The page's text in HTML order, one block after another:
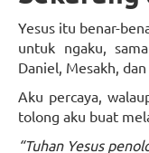
Yesus itu benar-
untuk ngaku,
Daniel, Mesakh,
Aku percaya,
tolong aku buat
“Tuhan Yesus